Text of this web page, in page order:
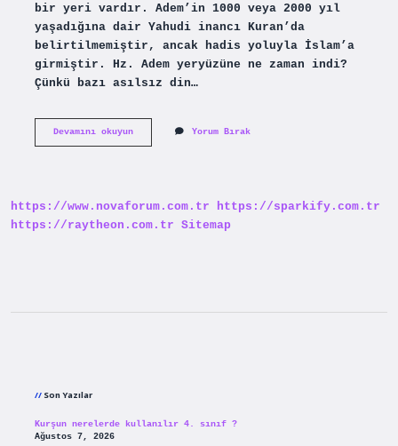
bir yeri vardır. Adem’in 1000 veya 2000 yıl
yaşadığına dair Yahudi inancı Kuran’da
belirtilmemiştir, ancak hadis yoluyla İslam’a
girmiştir. Hz. Adem yeryüzüne ne zaman indi?
Çünkü bazı asılsız din…
Devamını okuyunKurana
Yaratıldı
Yorum Bırak
https://www.novaforum.com.tr
https://sparkify.com.tr
https://raytheon.com.tr Sitemap
Son Yazılar
Kurşun nerelerde kullanılır 4. sınıf ?
Ağustos 7, 2026